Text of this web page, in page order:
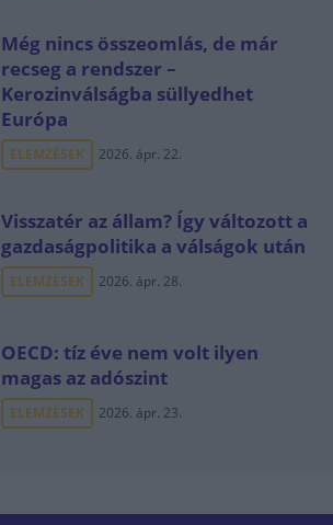
Még nincs összeomlás, de már
recseg a rendszer –
Kerozinválságba süllyedhet
Európa
ELEMZÉSEK 2026. ápr. 22.
Visszatér az állam? Így változott a
gazdaságpolitika a válságok után
ELEMZÉSEK 2026. ápr. 28.
OECD: tíz éve nem volt ilyen
magas az adószint
ELEMZÉSEK 2026. ápr. 23.